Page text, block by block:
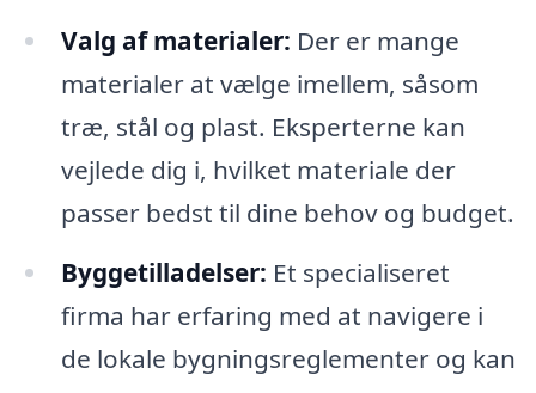
Valg af materialer: Der er mange
materialer at vælge imellem, såsom
træ, stål og plast. Eksperterne kan
vejlede dig i, hvilket materiale der
passer bedst til dine behov og budget.
Byggetilladelser: Et specialiseret
firma har erfaring med at navigere i
de lokale bygningsreglementer og kan